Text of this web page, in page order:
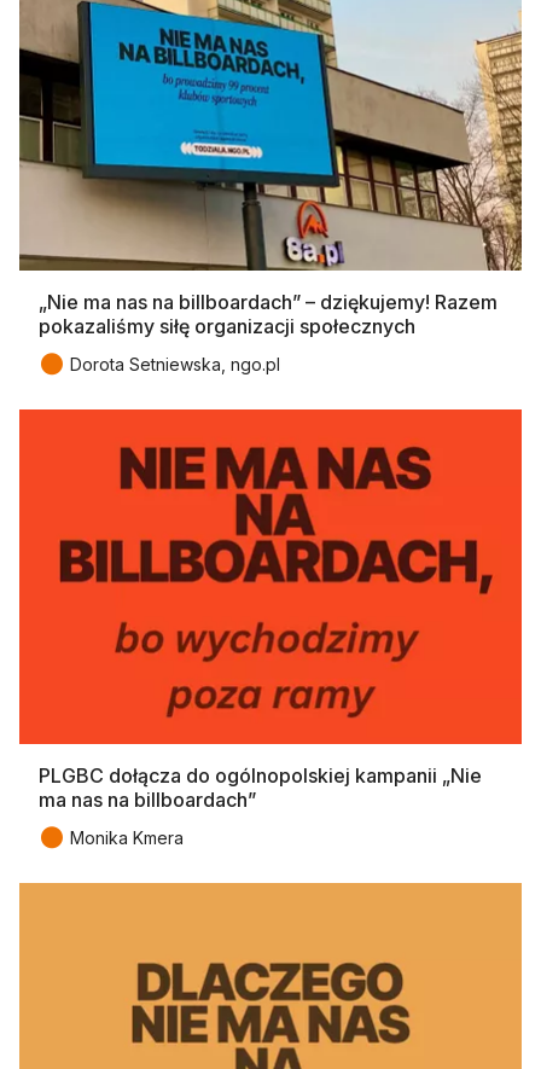
„Nie ma nas na billboardach” – dziękujemy! Razem
pokazaliśmy siłę organizacji społecznych
● Dorota Setniewska, ngo.pl
PLGBC dołącza do ogólnopolskiej kampanii „Nie
ma nas na billboardach”
● Monika Kmera